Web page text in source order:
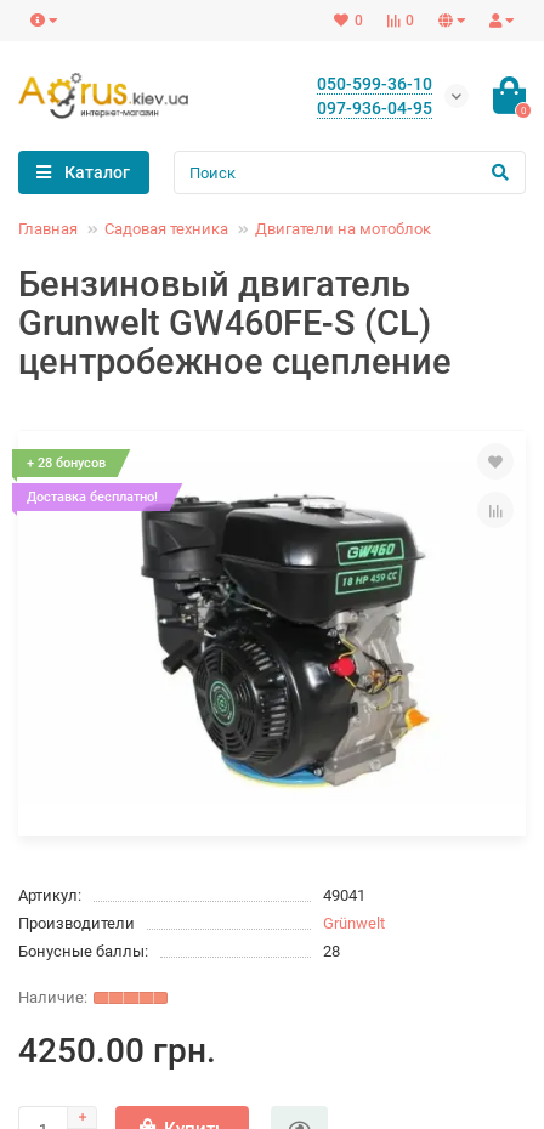
0
0
050-599-36-10
097-936-04-95
0
Каталог
Главная Садовая техника Двигатели на мотоблок
Бензиновый двигатель
Grunwelt GW460FE-S (CL)
центробежное сцепление
+ 28 бонусов
Доставка бесплатно!
Артикул:
49041
Производители
Grünwelt
Бонусные баллы:
28
4250.00 грн.